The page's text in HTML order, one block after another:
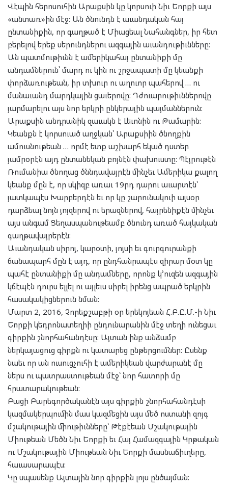
Վէպին հերոսուհին Արաքսին կը կորսուի Նիւ Եորքի այս
«անտառ»ին մէջ: Ան ծնունդն է աւանդական հայ
ընտանիքին, որ գաղթած է Միացեալ Նահանգներ, իր հետ
բերելով երեք սերունդներու ազգային աւանդութիւնները:
Ան պատմութիւնն է ամերիկահայ ընտանիքի մը
անդամներուն՝ մարդ ու կին ու շրջապատի մը կեանքի
փորձառութեան, իր տխուր ու աղուոր պահերով … ու
մանաւանդ մարդկային ցաւերովը: Դժուարութիւններովը
յարմարելու այս նոր երկրի ընկերային պայմաններուն:
Արաքսին անդրանիկ զաւակն է Լեւոնին ու Թամարին:
Կեանքն է կորսուած աղջկան՝ Արաքսիին ծնողքին
ամուսնութեան … որմէ ետք աշխարհ եկած դստեր
յամրօրէն այդ ընտանեկան բոյնէն փախուստը: Պէյրութէն
Ռումանիա ծնողաց ծննդավայրէն մինչեւ Ամերիկա քալող
կեանք մըն է, որ սկիզբ առաւ 19րդ դարու աւարտէն՝
յատկապէս Խարբերդէն եւ որ կը շարունակուի այսօր
դարձեալ նոյն յոյզերով ու երազներով, հայրենիքէն մինչեւ
այս անգամ Ցեղասպանութեամբ ծնունդ առած հայկական
գաղթավայրերէն:
Աւանդական սիրոյ, կարօտի, յոյսի եւ գուրգուրանքի
ճանապարհ մըն է այդ, որ ընդհանրապէս զիրար մօտ կը
պահէ ընտանիքի մը անդամները, որոնք կ՚ուզեն ազգային
կճէպէն դուրս ելլել ու այլեւս սիրել իրենց ապրած երկրին
հասակակիցներուն նման:
Մարտ 2, 2016, Չորեքշաբթի օր երեկոյեան Հ.Բ.Ը.Մ.-ի Նիւ
Եորքի կեդրոնատեղիի ընդունարանին մէջ տեղի ունեցաւ
գիրքին շնորհահանդէսը: Այտան ինք անձամբ
ներկայացուց գիրքն ու կատարեց ընթերցումներ: Ըսենք
նաեւ որ ան ուսուցչուհի է ամերիկեան վարժարանէ մը
ներս ու պատրաստութեան մէջ՝ նոր հատորի մը
հրատարակութեան:
Բացի Բարեգործականէն այս գիրքին շնորհահանդէսի
կազմակերպումին մաս կազմեցին այս մեծ ոստանի զոյգ
մշակութային միութիւնները՝ Թէքէեան Մշակութային
Միութեան Մեծն Նիւ Եորքի եւ Հայ Համազգային Կրթական
ու Մշակութային Միութեան Նիւ Եորքի մասնաճիւղերը,
հաւասարապէս:
Կը սպասենք Այտային նոր գիրքին լոյս ընծայման: